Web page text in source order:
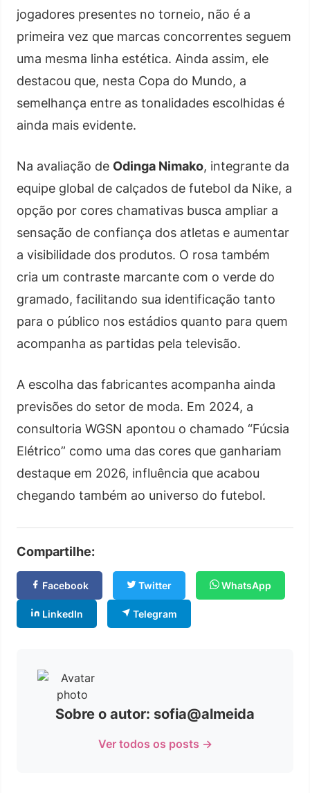
jogadores presentes no torneio, não é a
primeira vez que marcas concorrentes seguem
uma mesma linha estética. Ainda assim, ele
destacou que, nesta Copa do Mundo, a
semelhança entre as tonalidades escolhidas é
ainda mais evidente.
Na avaliação de Odinga Nimako, integrante da
equipe global de calçados de futebol da Nike, a
opção por cores chamativas busca ampliar a
sensação de confiança dos atletas e aumentar
a visibilidade dos produtos. O rosa também
cria um contraste marcante com o verde do
gramado, facilitando sua identificação tanto
para o público nos estádios quanto para quem
acompanha as partidas pela televisão.
A escolha das fabricantes acompanha ainda
previsões do setor de moda. Em 2024, a
consultoria WGSN apontou o chamado “Fúcsia
Elétrico” como uma das cores que ganhariam
destaque em 2026, influência que acabou
chegando também ao universo do futebol.
Compartilhe:
Facebook Twitter WhatsApp
LinkedIn Telegram
Sobre o autor: sofia@almeida
Ver todos os posts →